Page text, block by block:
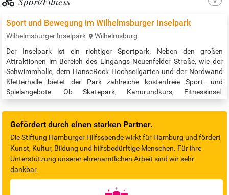
Sport und Bewegung im Wilhelmsburger Inselpark
Wilhelmsburger Inselpark
Wilhelmsburg
Der Inselpark ist ein richtiger Sportpark. Neben den großen
Attraktionen im Bereich des Eingangs Neuenfelder Straße, wie der
Schwimmhalle, dem HanseRock Hochseilgarten und der Nordwand
Kletterhalle bietet der Park zahlreiche kostenfreie Sport- und
Spielangebote. Ob Skatepark, Kanurundkurs, Fitnessinsel,
bestmögliche Bedingungen für eine aktive Gestaltung Ihres Alltags.
An einigen Anlagen sorgt sogar…
Gefördert durch einen starken Partner.
Die Stiftung Hamburger Hilfsspende wirkt für Hamburg und fördert
Kunst, Kultur, Bildung und hilfsbedürftige Menschen. Für ihre
Unterstützung unserer ehrenamtlichen Arbeit sind wir sehr
dankbar.